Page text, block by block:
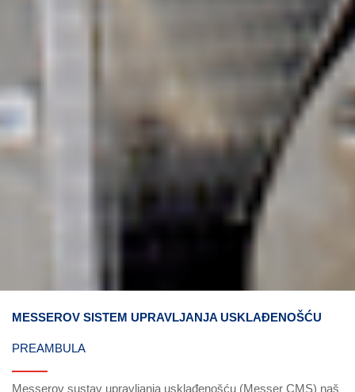
MESSEROV SISTEM UPRAVLJANJA USKLAĐENOŠĆU
PREAMBULA
Messerov sustav upravljanja usklađenošću (Messer CMS) naš